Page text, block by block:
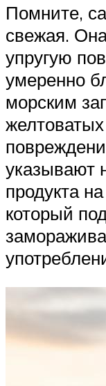
Помните,
свежая.
упругую
умеренно
морским
указывают
продукта
который